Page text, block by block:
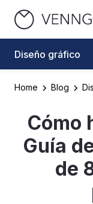
Diseño gráfico
Home Blog
Cómo
Guía
de